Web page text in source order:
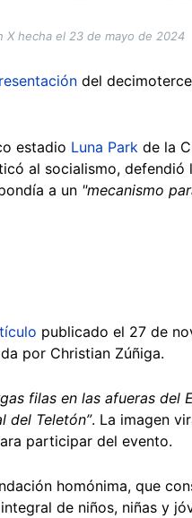
X hecha el 23 de mayo de 2024
del
estadio Luna Park de la
al socialismo, defendió
a un "mecanismo
publicado el 27 de
por Christian Zúñiga.
filas en las afueras del
del Teletón”. La imagen
participar del evento.
homónima, que
de niños, niñas y